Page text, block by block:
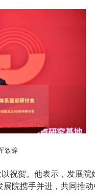
致辞
祝贺。他表示，发展
院携手并进，共同推